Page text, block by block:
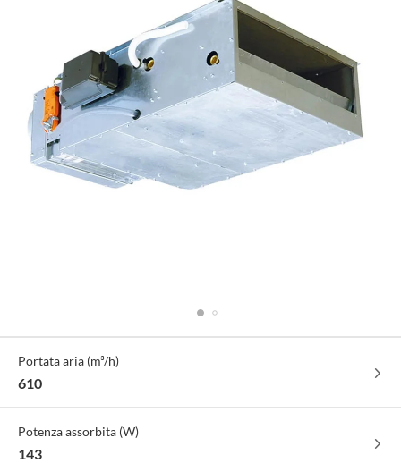
Specifiche
Tecniche
Portata aria (m³/h)
610
Potenza assorbita (W)
143